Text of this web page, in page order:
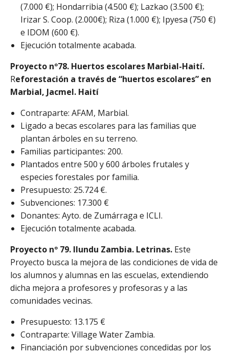
(7.000 €); Hondarribia (4.500 €); Lazkao (3.500 €);
Irizar S. Coop. (2.000€); Riza (1.000 €); Ipyesa (750 €)
e IDOM (600 €).
Ejecución totalmente acabada.
Proyecto nº78. Huertos escolares Marbial-Haití.
Reforestación a través de “huertos escolares” en
Marbial, Jacmel. Haití
Contraparte: AFAM, Marbial.
Ligado a becas escolares para las familias que
plantan árboles en su terreno.
Familias participantes: 200.
Plantados entre 500 y 600 árboles frutales y
especies forestales por familia.
Presupuesto: 25.724 €.
Subvenciones: 17.300 €
Donantes: Ayto. de Zumárraga e ICLI.
Ejecución totalmente acabada.
Proyecto nº 79. Ilundu Zambia. Letrinas. Este
Proyecto busca la mejora de las condiciones de vida de
los alumnos y alumnas en las escuelas, extendiendo
dicha mejora a profesores y profesoras y a las
comunidades vecinas.
Presupuesto: 13.175 €
Contraparte: Village Water Zambia.
Financiación por subvenciones concedidas por los